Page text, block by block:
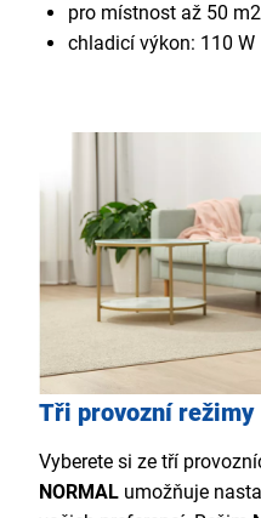
pro místnost až 50 m2
chladicí výkon: 110 W
Tři provozní režimy
Vyberete si ze tří
NORMAL umožňuje